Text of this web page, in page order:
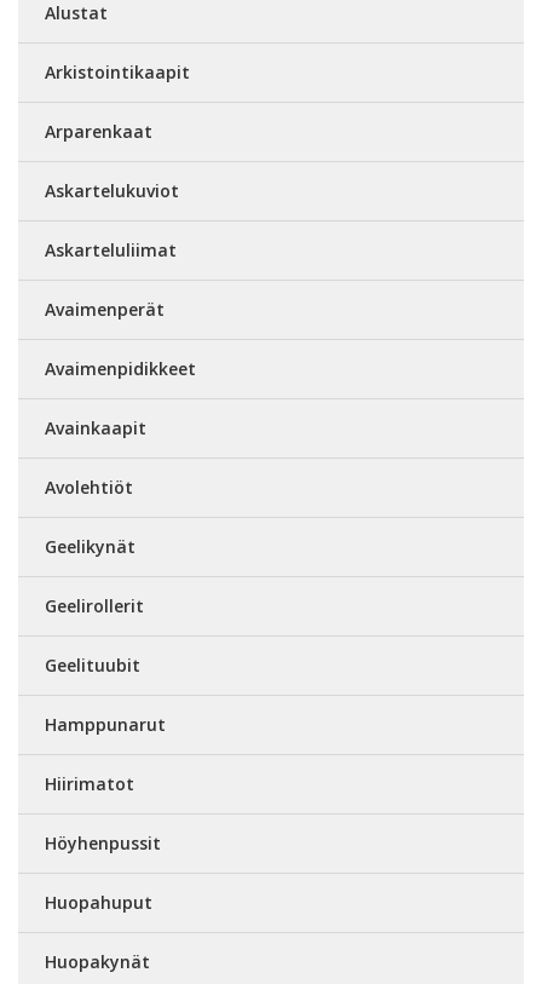
Alustat
Arkistointikaapit
Arparenkaat
Askartelukuviot
Askarteluliimat
Avaimenperät
Avaimenpidikkeet
Avainkaapit
Avolehtiöt
Geelikynät
Geelirollerit
Geelituubit
Hamppunarut
Hiirimatot
Höyhenpussit
Huopahuput
Huopakynät